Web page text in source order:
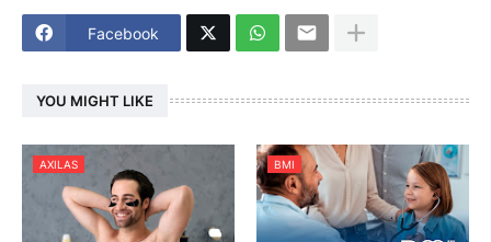
Facebook
YOU MIGHT LIKE
AXILAS BMI